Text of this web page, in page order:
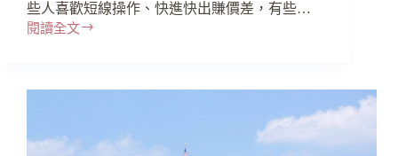
些人喜歡短線操作、快進快出賺價差，有些…
閱讀全文